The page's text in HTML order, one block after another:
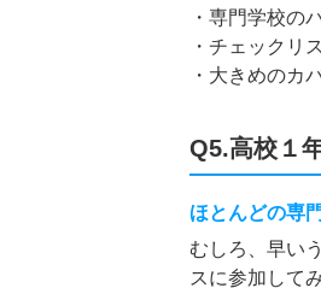
・専門学校の
・チェックリ
・大きめのカ
Q5.高校１
ほとんどの専
むしろ、早い
スに参加して